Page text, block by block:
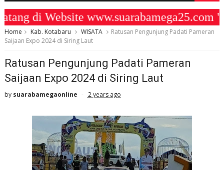
di Website www.suarabamega25.com "
Home Kab. Kotabaru WISATA
Ratusan Pengunjung Padati Pameran
Saijaan Expo 2024 di Siring Laut
Ratusan Pengunjung Padati Pameran
Saijaan Expo 2024 di Siring Laut
by suarabamegaonline 2 years ago